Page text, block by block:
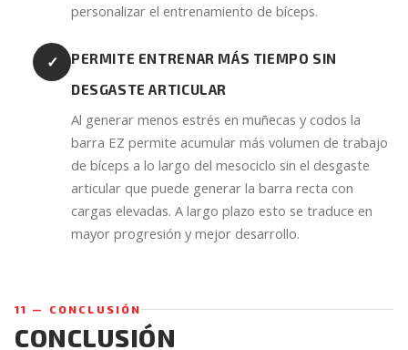
personalizar el entrenamiento de bíceps.
✓
PERMITE ENTRENAR MÁS TIEMPO SIN
DESGASTE ARTICULAR
Al generar menos estrés en muñecas y codos la
barra EZ permite acumular más volumen de trabajo
de bíceps a lo largo del mesociclo sin el desgaste
articular que puede generar la barra recta con
cargas elevadas. A largo plazo esto se traduce en
mayor progresión y mejor desarrollo.
11 — CONCLUSIÓN
CONCLUSIÓN